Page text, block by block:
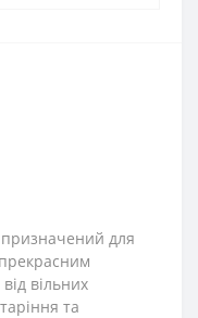
для
вільних
та